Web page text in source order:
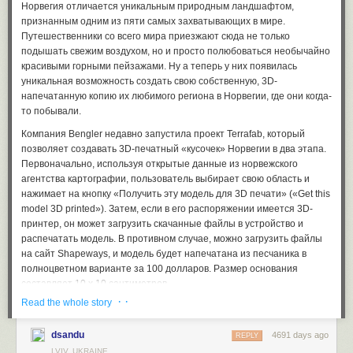
один в один воспроизводит идею древнегреческой героини
Лисистраты – только в специфических условиях современной науки
(дамы) и ее взаимоотношений со шпионскими спецслужбами
(мужиками).
Иначе говоря, в предельно кратком изложении содержание
предложений Лейнстера сводится к тому же самому принципу
воздействия – «не давать». Ну а если чуть поподробнее, то
говорится там примерно следующее.
Американское Агентство национальной безопасности (NSA) и
британская Штаб-квартира правительственной связи (GCHQ) в
систематическом порядке отслеживают наши жизни до такой
степени, насколько это вообще возможно.
Сюда входят мониторинг нашей электронной почты, текстовых
сообщений, телефонных разговоров, звонков через Skype,
отслеживание банковских операций и посещений сайтов в
интернете, фиксация физического местоположения и так далее.
Цель же этой активности, цитируя директора АНБ дословно,
«собирать все-все сигналы на протяжении всего времени»…
Ради этого они тотально перехватывают информацию в кабелях
интернет-магистралей, встраивают закладки в аппаратуру
политиков и общественных организаций, занимаются
экономическим шпионажем, скомпрометировали главные облачные
вместе с чашками такого же супрематического дизайна предложит
все необходимое для проведения модернистской чайной
церемонии.
Ну а если вы хотите узнать больше о г-не Малевиче и его
творчестве, в следующем месяце посетите Амстердам. 18-го
октября в Городском музее Амстердама голландская Королева
откроет выставку «Казимир Малевич и русский авангард», которая
Норвегия отличается уникальным природным ландшафтом,
признанным одним из пяти самых захватывающих в мире.
Путешественники со всего мира приезжают сюда не только
подышать свежим воздухом, но и просто полюбоваться необычайно
красивыми горными пейзажами. Ну а теперь у них появилась
уникальная возможность создать свою собственную, 3D-
напечатанную копию их любимого региона в Норвегии, где они когда-
то побывали.
Компания Bengler недавно запустила проект Terrafab, который
позволяет создавать 3D-печатный «кусочек» Норвегии в два этапа.
Первоначально, используя открытые данные из норвежского
агентства картографии, пользователь выбирает свою область и
нажимает на кнопку «Получить эту модель для 3D печати» («Get this
model 3D printed»). Затем, если в его распоряжении имеется 3D-
принтер, он может загрузить скачанные файлы в устройство и
распечатать модель. В противном случае, можно загрузить файлы
на сайт Shapeways, и модель будет напечатана из песчаника в
полноцветном варианте за 100 долларов. Размер основания
составляет 10 х 10 сантиметров.
Read the whole story · ·
dsandu 4691 days ago
REPLY
LVIV, UKRAINE